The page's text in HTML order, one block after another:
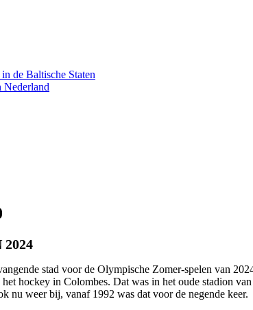
de Baltische Staten
Nederland
2024
stad voor de Olympische Zomer-spelen van
hockey in Colombes. Dat was in het oude stadion
nu weer bij, vanaf 1992 was dat voor de negende keer.